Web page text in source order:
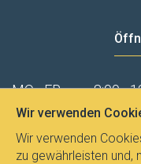
MO - FR 8:00 -
Wir verwenden
Wir verwenden
zu gewährleisten und,